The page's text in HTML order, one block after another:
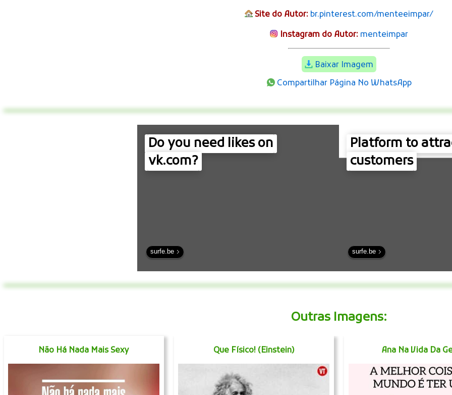
Site do Autor: br.pinterest.com/menteeimpar/
Instagram do Autor: menteimpar
Baixar Imagem
Compartilhar Página No WhatsApp
Do you need likes on
vk.com?
surfe.be
Platform to
customers
surfe.be
Outras Imagens:
Não Há Nada Mais Sexy Que Físico! (Einstein) Ana Na Vida Da